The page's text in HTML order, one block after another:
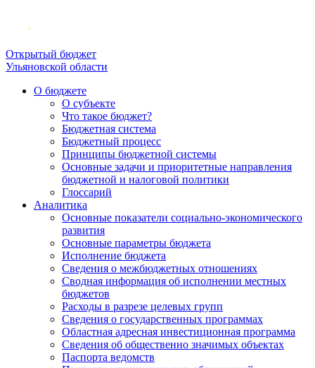
Открытый бюджет
Ульяновской области
О бюджете
О субъекте
Что такое бюджет?
Бюджетная система
Бюджетный процесс
Принципы бюджетной системы
Основные задачи и приоритетные направления
бюджетной и налоговой политики
Глоссарий
Аналитика
Основные показатели социально-экономического
развития
Основные параметры бюджета
Исполнение бюджета
Сведения о межбюджетных отношениях
Сводная информация об исполнении местных
бюджетов
Расходы в разрезе целевых групп
Сведения о государственных программах
Областная адресная инвестиционная программа
Сведения об общественно значимых объектах
Паспорта ведомств